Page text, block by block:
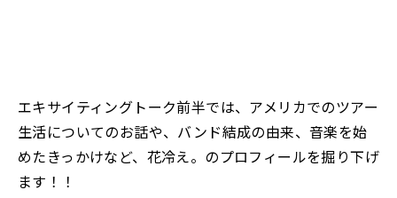
エキサイティングトーク前半では、アメリカでのツアー
生活についてのお話や、バンド結成の由来、音楽を始
めたきっかけなど、花冷え。のプロフィールを掘り下げ
ます！！